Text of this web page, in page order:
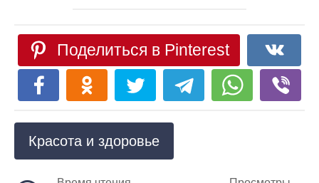
Поделиться в Pinterest
Красота и здоровье